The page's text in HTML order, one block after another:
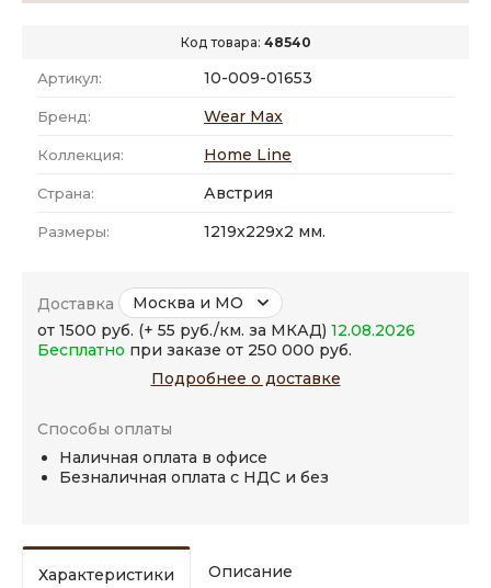
Код товара: 48540
Артикул: 10-009-01653
Бренд: Wear Max
Коллекция: Home Line
Страна: Австрия
Размеры: 1219x229x2 мм.
Доставка
Москва и МО
от 1500 руб. (+ 55 руб./км. за МКАД) 12.08.2026
Бесплатно при заказе от 250 000 руб.
Подробнее о доставке
Способы оплаты
Наличная оплата в офисе
Безналичная оплата с НДС и без
Характеристики Описание